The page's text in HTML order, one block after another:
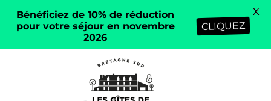
Bénéficiez de 10% de réduction
pour votre séjour en novembre
2026
CLIQUEZ
X